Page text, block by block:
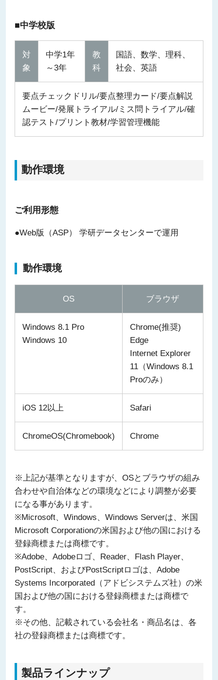
■中学校版
対
象
中学1年
～3年
教
科
国語、数学、理科、
社会、英語
要点チェックドリル/要点整理カード/要点解説
ムービー/発展トライアル/ミス問トライアル/確
認テスト/プリント教材/学習管理機能
動作環境
ご利用形態
●Web版（ASP） 学研データセンターで運用
動作環境
OS ブラウザ
Windows 8.1 Pro
Windows 10
Chrome(推奨)
Edge
Internet Explorer
11（Windows 8.1
Proのみ）
iOS 12以上 Safari
ChromeOS(Chromebook) Chrome
※上記が基準となりますが、OSとブラウザの組み
合わせや自治体などの環境などにより調整が必要
になる事があります。
※Microsoft、Windows、Windows Serverは、米国
Microsoft Corporationの米国および他の国における
登録商標または商標です。
※Adobe、Adobeロゴ、Reader、Flash Player、
PostScript、およびPostScriptロゴは、Adobe
Systems Incorporated（アドビシステムズ社）の米
国および他の国における登録商標または商標で
す。
※その他、記載されている会社名・商品名は、各
社の登録商標または商標です。
製品ラインナップ